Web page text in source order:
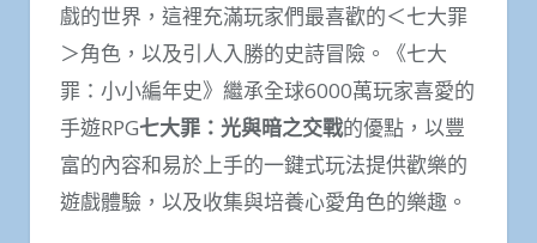
戲的世界，這裡充滿玩家們最喜歡的＜七大罪
＞角色，以及引人入勝的史詩冒險。《七大
罪：小小編年史》繼承全球6000萬玩家喜愛的
手遊RPG七大罪：光與暗之交戰的優點，以豐
富的內容和易於上手的一鍵式玩法提供歡樂的
遊戲體驗，以及收集與培養心愛角色的樂趣。